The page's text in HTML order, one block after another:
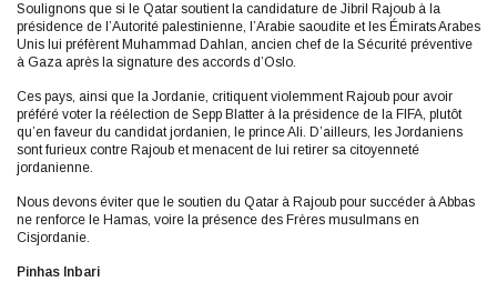
Soulignons que si le Qatar soutient la candidature de Jibril Rajoub à la
présidence de l’Autorité palestinienne, l’Arabie saoudite et les Émirats Arabes
Unis lui préfèrent Muhammad Dahlan, ancien chef de la Sécurité préventive
à Gaza après la signature des accords d’Oslo.
Ces pays, ainsi que la Jordanie, critiquent violemment Rajoub pour avoir
préféré voter la réélection de Sepp Blatter à la présidence de la FIFA, plutôt
qu’en faveur du candidat jordanien, le prince Ali. D’ailleurs, les Jordaniens
sont furieux contre Rajoub et menacent de lui retirer sa citoyenneté
jordanienne.
Nous devons éviter que le soutien du Qatar à Rajoub pour succéder à Abbas
ne renforce le Hamas, voire la présence des Frères musulmans en
Cisjordanie.
Pinhas Inbari